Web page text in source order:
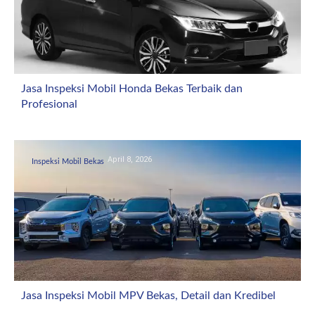
Jasa Inspeksi Mobil Honda Bekas Terbaik dan
Profesional
Inspeksi Mobil Bekas April 8, 2026
Jasa Inspeksi Mobil MPV Bekas, Detail dan Kredibel